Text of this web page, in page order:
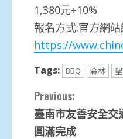
1,380元+10%
報名方式:官方網
https://
Tags: BBQ 森林
Continue
Reading
Previous:
臺南市友善安全
圓滿完成